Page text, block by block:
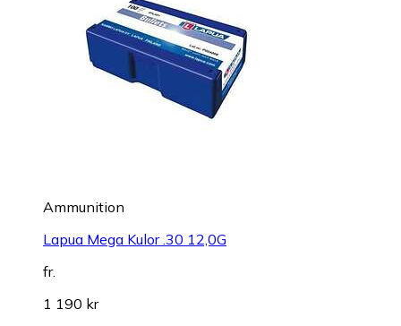
Ammunition
Lapua Mega Kulor .30 12,0G
fr.
1 190 kr